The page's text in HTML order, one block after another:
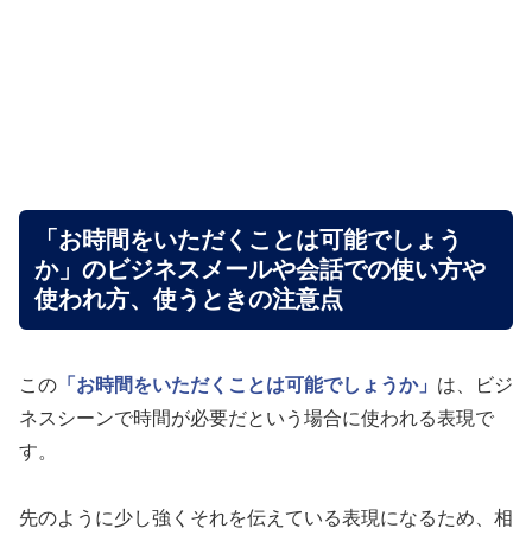
「お時間をいただくことは可能でしょう
か」のビジネスメールや会話での使い方や
使われ方、使うときの注意点
この 「お時間をいただくことは可能でしょうか」 は、ビジ
ネスシーンで時間が必要だという場合に使われる表現で
す。
先のように少し強くそれを伝えている表現になるため、相